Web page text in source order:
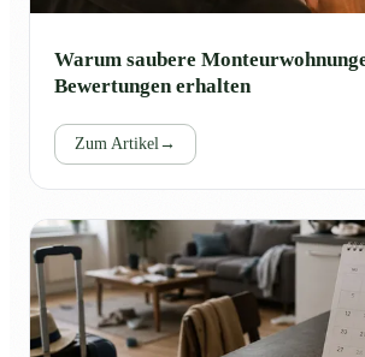
Warum saubere
Bewertungen erhalten
Zum Artikel →